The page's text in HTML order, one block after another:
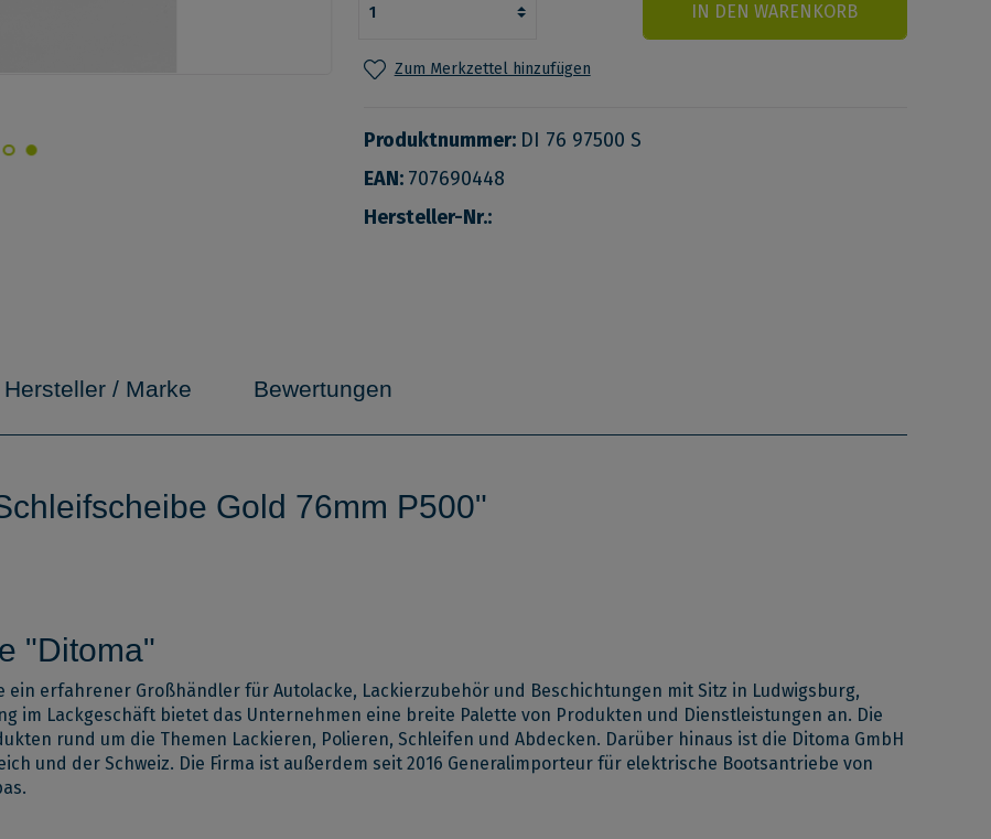
IN DEN WARENKORB
Zum Merkzettel hinzufügen
Produktnummer: DI 76 97500 S
EAN: 707690448
Hersteller-Nr.:
Hersteller / Marke Bewertungen
Gold 76mm P500"
"Ditoma"
ein erfahrener Großhändler für Autolacke, Lackierzubehör und Beschichtungen mit Sitz in Ludwigsburg,
im Lackgeschäft bietet das Unternehmen eine breite Palette von Produkten und Dienstleistungen an. Die
rund um die Themen Lackieren, Polieren, Schleifen und Abdecken. Darüber hinaus ist die Ditoma GmbH
und der Schweiz. Die Firma ist außerdem seit 2016 Generalimporteur für elektrische Bootsantriebe von